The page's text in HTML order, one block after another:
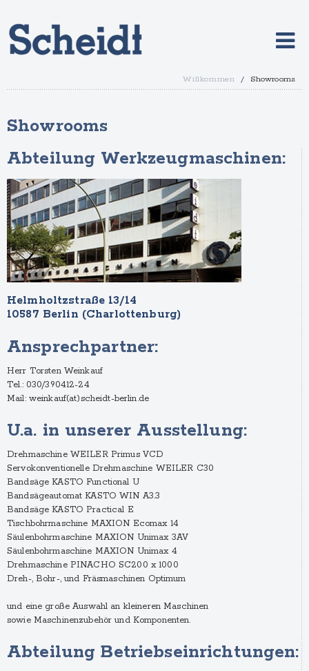
Willkommen / Showrooms
Showrooms
Abteilung Werkzeugmaschinen:
Helmholtzstraße 13/14
10587 Berlin (Charlottenburg)
Ansprechpartner:
Herr Torsten Weinkauf
Tel.: 030/390412-24
Mail: weinkauf(at)scheidt-berlin.de
U.a. in unserer Ausstellung:
Drehmaschine WEILER Primus VCD
Servokonventionelle Drehmaschine WEILER C30
Bandsäge KASTO Functional U
Bandsägeautomat KASTO WIN A3.3
Bandsäge KASTO Practical E
Tischbohrmaschine MAXION Ecomax 14
Säulenbohrmaschine MAXION Unimax 3AV
Säulenbohrmaschine MAXION Unimax 4
Drehmaschine PINACHO SC200 x 1000
Dreh-, Bohr-, und Fräsmaschinen Optimum
und eine große Auswahl an kleineren Maschinen
sowie Maschinenzubehör und Komponenten.
Abteilung Betriebseinrichtungen: